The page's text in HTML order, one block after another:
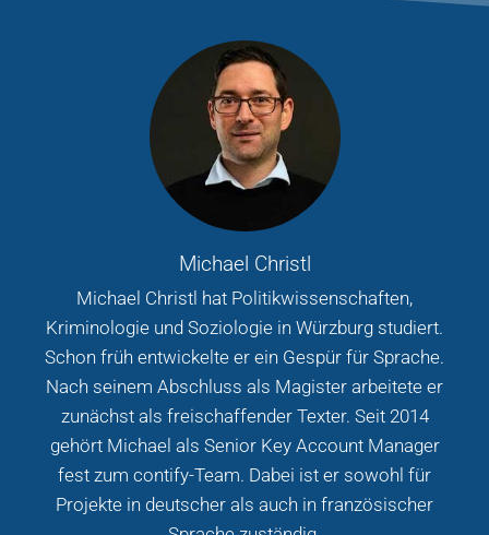
Michael Christl
Michael Christl hat Politikwissenschaften,
Kriminologie und Soziologie in Würzburg studiert.
Schon früh entwickelte er ein Gespür für Sprache.
Nach seinem Abschluss als Magister arbeitete er
zunächst als freischaffender Texter. Seit 2014
gehört Michael als Senior Key Account Manager
fest zum contify-Team. Dabei ist er sowohl für
Projekte in deutscher als auch in französischer